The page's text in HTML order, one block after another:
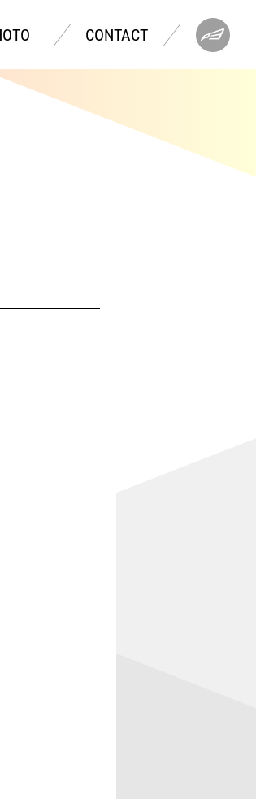
CONTACT